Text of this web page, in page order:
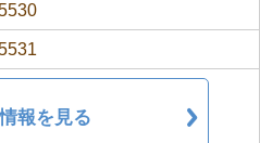
報を見る